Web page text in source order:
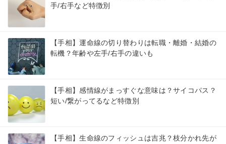
手/右手など特徴別
【手相】運命線の切り替わりは転職・離婚・結婚の
転機？年齢や左手/右手の違いも
【手相】感情線がまっすぐな意味は？サイコパス？
短い/繋がってるなど特徴別
【手相】生命線のフィッシュは吉兆？枝分かれ先が